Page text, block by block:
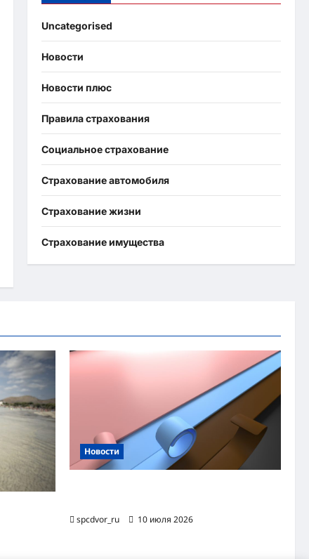
Uncategorised
Новости
Новости плюс
Правила страхования
Социальное страхование
Страхование автомобиля
Страхование жизни
Страхование имущества
Новости
spcdvor_ru
10 июля 2026